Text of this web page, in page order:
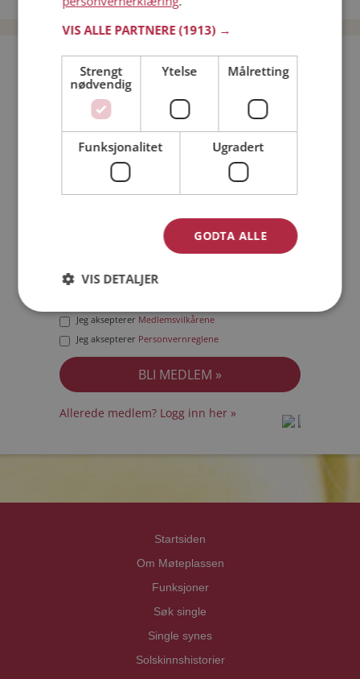
Bli medlem gratis!
Jeg er en: Mann Kvinne
Min alder:
Jeg aksepterer Medlemsvilkårene
Jeg aksepterer Personvernreglene
Allerede medlem? Logg inn her »
Startsiden
Om Møteplassen
Funksjoner
Søk single
Single synes
Solskinnshistorier
VIS ALLE PARTNERE(1913) →
Strengt
nødvendig
Ytelse Målretting
Funksjonalitet Ugradert
GODTA ALLE
VIS DETALJER